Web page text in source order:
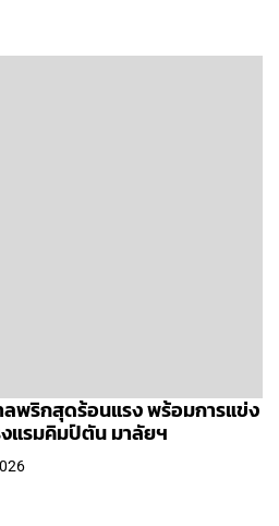
พริกสุดร้อนแรง พร้อมการแข่ง
แรมคิมป์ตัน มาลัยฯ